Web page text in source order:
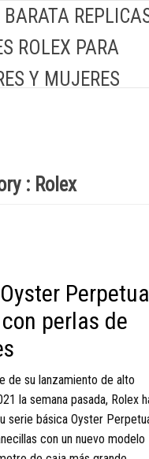
BARATA
ROLEX PARA
Y MUJERES
: Rolex
perlas de
de su lanzamiento de alto
la semana pasada, Rolex
serie básica Oyster
con un nuevo modelo